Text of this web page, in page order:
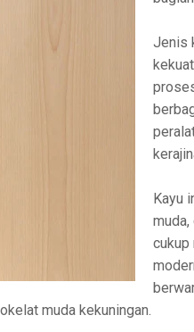
Jenis
Kayu
cukup
muda kekuningan.